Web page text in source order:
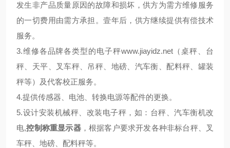
发生非产品质量原因的故障和损坏，供方为需方维修服务
的一切费用由需方承担。壹年后，供方继续提供有偿技术
服务。
3.维修各品牌各类型的电子秤www.jiayidz.net（桌秤、台
秤、天平、叉车秤、吊秤、地磅、汽车衡、配料秤、罐装
秤等）及代客校正服务。
4.提供传感器、电池、转换电源等配件的更换。
5.设计安装机械秤、改装电子秤，如：台秤、汽车衡机改
电,控制称重显示器，根据客户要求开发各种非标台秤、叉
车秤、地磅、配料秤等。